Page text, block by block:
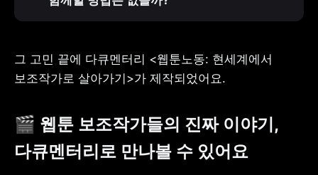
그 고민 끝에 다큐멘터리 <웹툰노동: 현세계에서
보조작가로 살아가기>가 제작되었어요.
🎬 웹툰 보조작가들의 진짜 이야기,
다큐멘터리로 만나볼 수 있어요